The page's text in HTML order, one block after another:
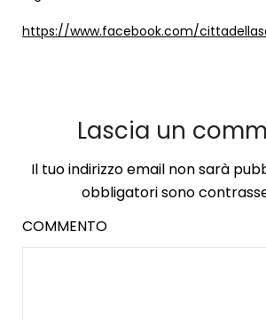
https://www.facebook.com/
Lascia un
Il tuo indirizzo email non sarà
obbligatori sono
COMMENTO